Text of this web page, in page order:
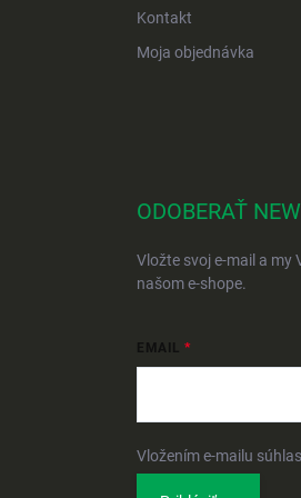
Kontakt
Moja objednávka
ODOBERAŤ
Vložte svoj e-mail a my
našom e-shope.
EMAIL
Vložením e-mailu